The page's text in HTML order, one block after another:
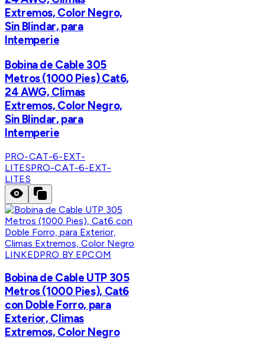
Extremos, Color Negro,
Sin Blindar, para
Intemperie
Bobina de Cable 305
Metros (1000 Pies) Cat6,
24 AWG, Climas
Extremos, Color Negro,
Sin Blindar, para
Intemperie
PRO-CAT-6-EXT-
LITESPRO-CAT-6-EXT-
LITES
LINKEDPRO BY EPCOM
Bobina de Cable UTP 305
Metros (1000 Pies), Cat6
con Doble Forro, para
Exterior, Climas
Extremos, Color Negro